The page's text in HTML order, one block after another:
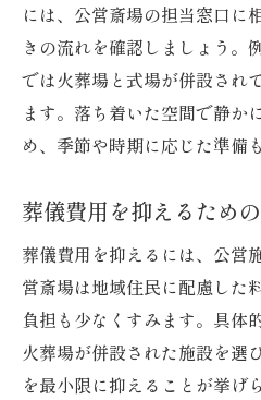
には、公営斎場の担当窓口に
きの流れを確認しましょう。
では火葬場と式場が併設され
ます。落ち着いた空間で静か
め、季節や時期に応じた準備
葬儀費用を抑えるため
葬儀費用を抑えるには、公営
営斎場は地域住民に配慮した
負担も少なくすみます。具体
火葬場が併設された施設を選
を最小限に抑えることが挙げ